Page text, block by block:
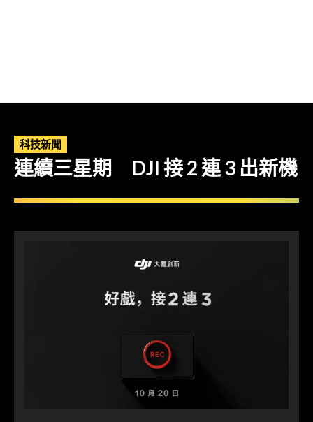
科技新聞
連續三星期 DJI 接 2 連 3 出新機